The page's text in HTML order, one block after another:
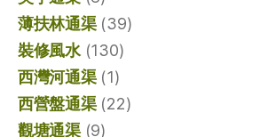
薄扶林通渠(39)
裝修風水(130)
西灣河通渠(1)
西營盤通渠(22)
觀塘通渠(9)